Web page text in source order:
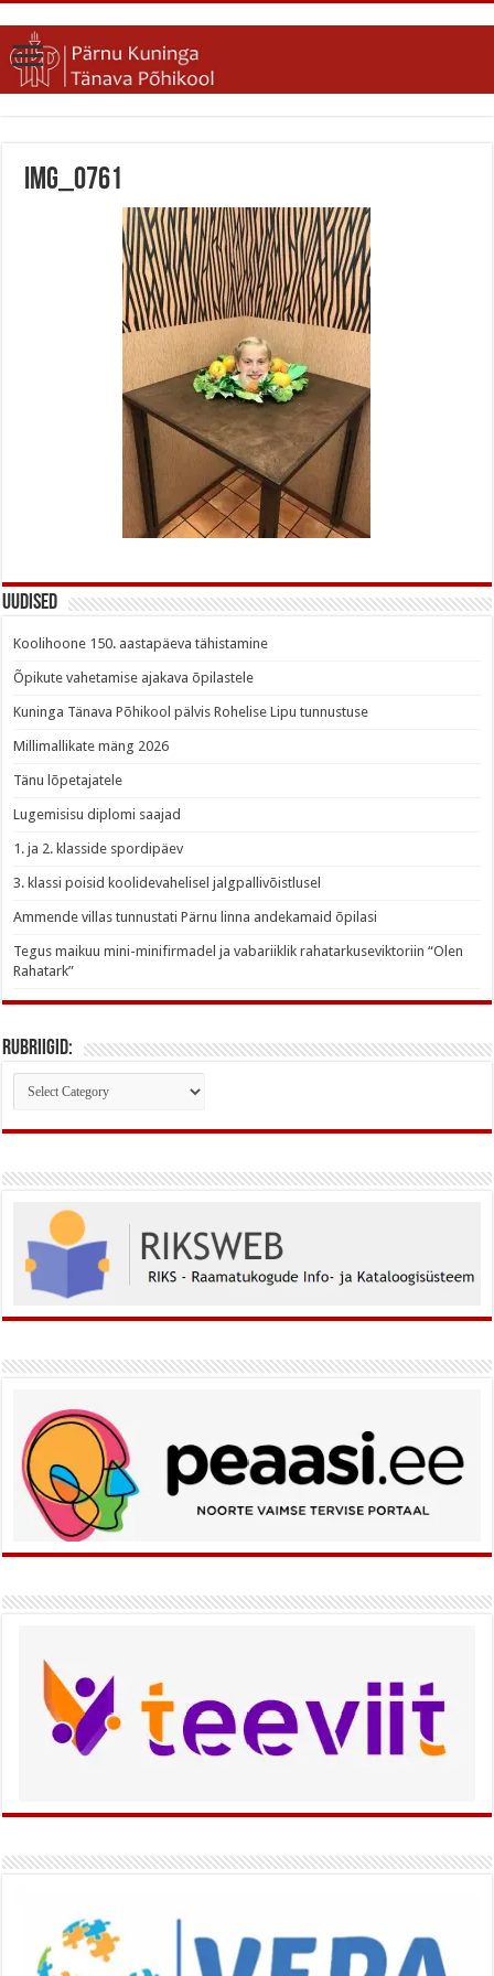
IMG_0761
Uudised
Koolihoone 150. aastapäeva tähistamine
Õpikute vahetamise ajakava õpilastele
Kuninga Tänava Põhikool pälvis Rohelise Lipu tunnustuse
Millimallikate mäng 2026
Tänu lõpetajatele
Lugemisisu diplomi saajad
1. ja 2. klasside spordipäev
3. klassi poisid koolidevahelisel jalgpallivõistlusel
Ammende villas tunnustati Pärnu linna andekamaid õpilasi
Tegus maikuu mini-minifirmadel ja vabariiklik rahatarkuseviktoriin “Olen
Rahatark”
Rubriigid:
Rubriigid: